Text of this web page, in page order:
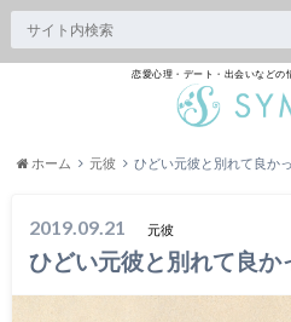
恋愛心理・デート・出会いなどの
ホーム 元彼 ひどい元彼と別れて良か
2019.09.21 元彼
ひどい元彼と別れて良か